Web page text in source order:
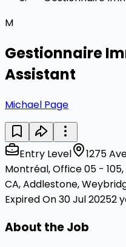
M
Gestionnaire
Assistant
Michael Page
Entry Level
1275
Montréal, Office 05 -
CA, Addlestone,
Expired On 30 Jul 20252
About the Job